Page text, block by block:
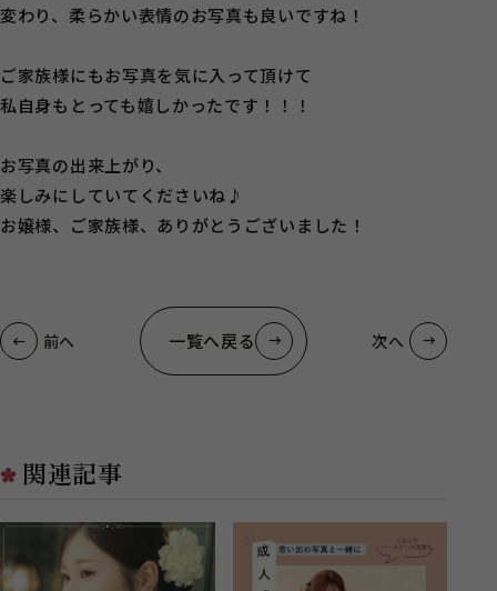
変わり、柔らかい表情のお写真も良いですね！
ご家族様にもお写真を気に入って頂けて
私自身もとっても嬉しかったです！！！
お写真の出来上がり、
楽しみにしていてくださいね♪
お嬢様、ご家族様、ありがとうございました！
前へ 一覧へ戻る 次へ
関連記事